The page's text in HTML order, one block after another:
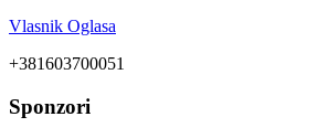
Vlasnik Oglasa
+381603700051
Sponzori